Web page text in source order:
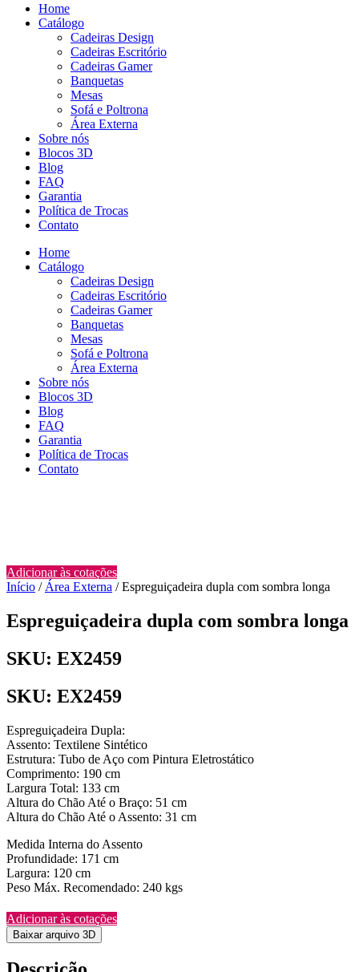
Home
Catálogo
Cadeiras Design
Cadeiras Escritório
Cadeiras Gamer
Banquetas
Mesas
Sofá e Poltrona
Área Externa
Sobre nós
Blocos 3D
Blog
FAQ
Garantia
Política de Trocas
Contato
Home
Catálogo
Cadeiras Design
Cadeiras Escritório
Cadeiras Gamer
Banquetas
Mesas
Sofá e Poltrona
Área Externa
Sobre nós
Blocos 3D
Blog
FAQ
Garantia
Política de Trocas
Contato
Adicionar às cotações
Início / Área Externa / Espreguiçadeira dupla com sombra longa
Espreguiçadeira dupla com sombra longa
SKU: EX2459
SKU: EX2459
Espreguiçadeira Dupla:
Assento: Textilene Sintético
Estrutura: Tubo de Aço com Pintura Eletrostático
Comprimento: 190 cm
Largura Total: 133 cm
Altura do Chão Até o Braço: 51 cm
Altura do Chão Até o Assento: 31 cm
Medida Interna do Assento
Profundidade: 171 cm
Largura: 120 cm
Peso Máx. Recomendado: 240 kgs
Adicionar às cotações
Baixar arquivo 3D